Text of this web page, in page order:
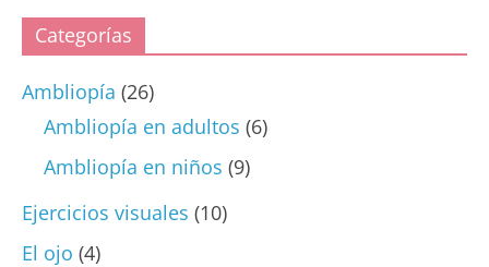
Categorías
Ambliopía (26)
Ambliopía en adultos (6)
Ambliopía en niños (9)
Ejercicios visuales (10)
El ojo (4)